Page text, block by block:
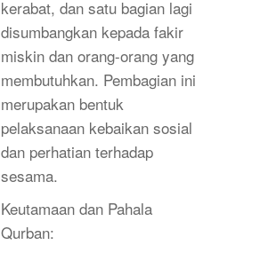
kerabat, dan satu bagian lagi
disumbangkan kepada fakir
miskin dan orang-orang yang
membutuhkan. Pembagian ini
merupakan bentuk
pelaksanaan kebaikan sosial
dan perhatian terhadap
sesama.
Keutamaan dan Pahala
Qurban: